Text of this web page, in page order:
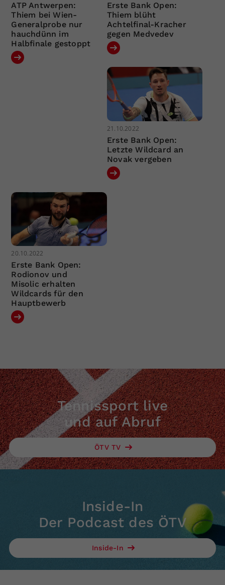
ATP Antwerpen:
Thiem bei Wien-
Generalprobe nur
hauchdünn im
Halbfinale gestoppt
Erste Bank Open:
Thiem blüht
Achtelfinal-Kracher
gegen Medvedev
21.10.2022
Erste Bank Open:
Letzte Wildcard an
Novak vergeben
20.10.2022
Erste Bank Open:
Rodionov und
Misolic erhalten
Wildcards für den
Hauptbewerb
Tennissport live
und auf Abruf
ÖTV TV
Inside-In
Der Podcast des ÖTV
Inside-In